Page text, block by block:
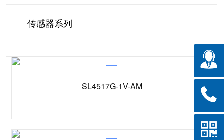
传感器系列
SL4517G-1V-AM